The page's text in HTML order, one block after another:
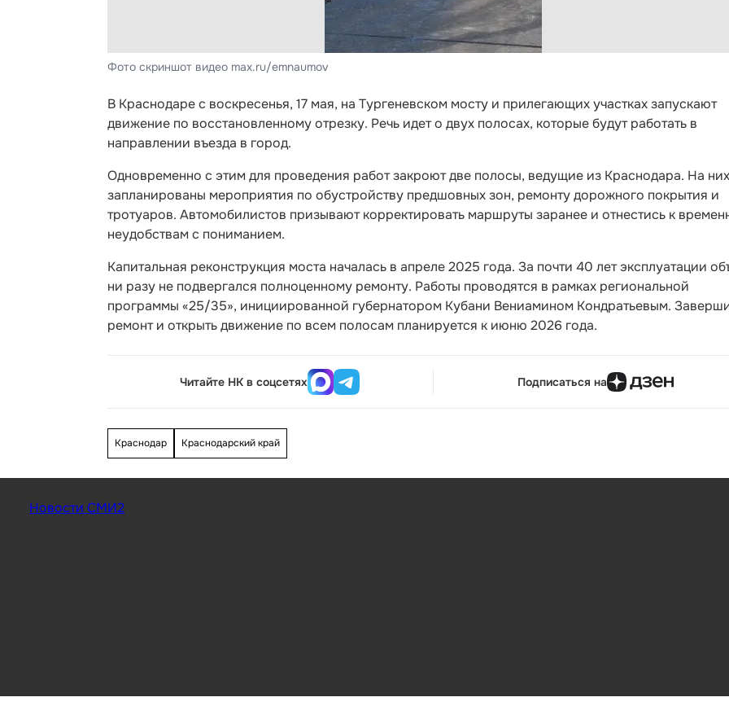
Фото скриншот видео max.ru/emnaumov
В Краснодаре с воскресенья, 17 мая, на Тургеневском мосту и прилегающих участках запускают
движение по восстановленному отрезку. Речь идет о двух полосах, которые будут работать в
направлении въезда в город.
Одновременно с этим для проведения работ закроют две полосы, ведущие из Краснодара. На них
запланированы мероприятия по обустройству предшовных зон, ремонту дорожного покрытия и
тротуаров. Автомобилистов призывают корректировать маршруты заранее и отнестись к
неудобствам с пониманием.
Капитальная реконструкция моста началась в апреле 2025 года. За почти 40 лет эксплуатации
ни разу не подвергался полноценному ремонту. Работы проводятся в рамках региональной
программы «25/35», инициированной губернатором Кубани Вениамином Кондратьевым.
ремонт и открыть движение по всем полосам планируется к июню 2026 года.
Читайте НК в соцсетях Подписаться на
Краснодар Краснодарский край
Новости СМИ2